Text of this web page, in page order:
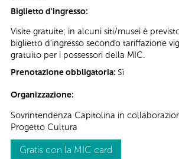
Biglietto d'ingresso:
Visite gratuite; in alcuni siti/musei è
biglietto d'ingresso secondo tariffazione
gratuito per i possessori della MIC.
Prenotazione obbligatoria: Sì
Organizzazione:
Sovrintendenza Capitolina in
Progetto Cultura
Gratis con la MIC card